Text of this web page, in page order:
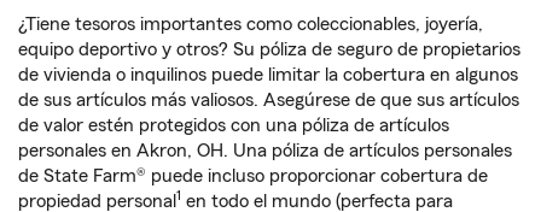
¿Tiene tesoros importantes como coleccionables, joyería,
equipo deportivo y otros? Su póliza de seguro de propietarios
de vivienda o inquilinos puede limitar la cobertura en algunos
de sus artículos más valiosos. Asegúrese de que sus artículos
de valor estén protegidos con una póliza de artículos
personales en Akron, OH. Una póliza de artículos personales
de State Farm® puede incluso proporcionar cobertura de
propiedad personal 1 en todo el mundo (perfecta para